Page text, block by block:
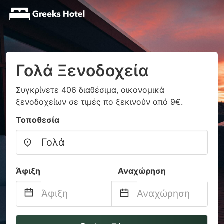
Γολά Ξενοδοχεία
Συγκρίνετε 406 διαθέσιμα, οικονομικά
ξενοδοχείων σε τιμές πο ξεκινούν από 9€.
Τοποθεσία
Άφιξη Αναχώρηση
Navigate
Navigate